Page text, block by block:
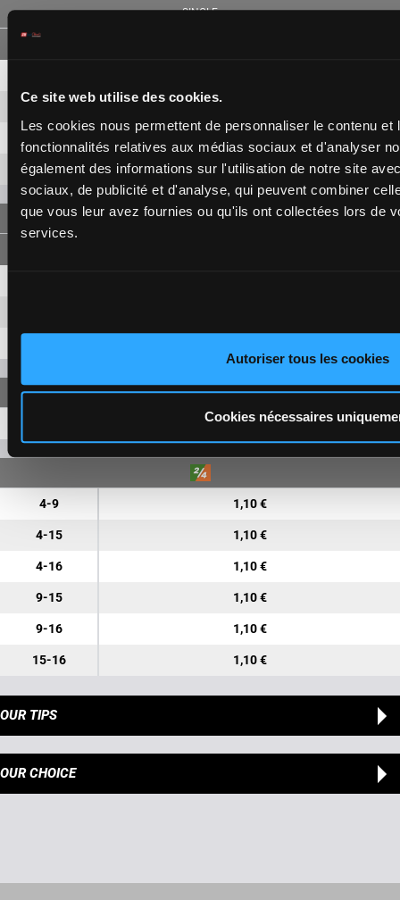
Ce site web utilise des cookies.
Les cookies nous permettent de personnaliser le contenu
fonctionnalités relatives aux médias sociaux et d'analyser
également des informations sur l'utilisation de notre site
sociaux, de publicité et d'analyse, qui peuvent combiner
que vous leur avez fournies ou qu'ils ont collectées lors de
services.
Autoriser tous les cookies
Cookies nécessaires
SINGLE
9 3,30 €
16 9,60 €
FORECAST
8,30 €
4-9 1,10 €
4-15 1,10 €
4-16 1,10 €
9-15 1,10 €
9-16 1,10 €
15-16 1,10 €
OUR TIPS
OUR CHOICE